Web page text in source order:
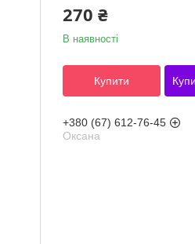
270 ₴
В наявності
Купити
+380 (67) 612-76-45
Оксана